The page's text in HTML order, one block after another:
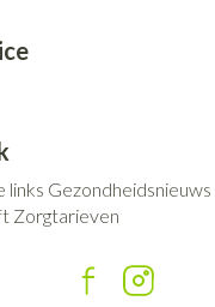
links Gezondheidsnieuws
Zorgtarieven